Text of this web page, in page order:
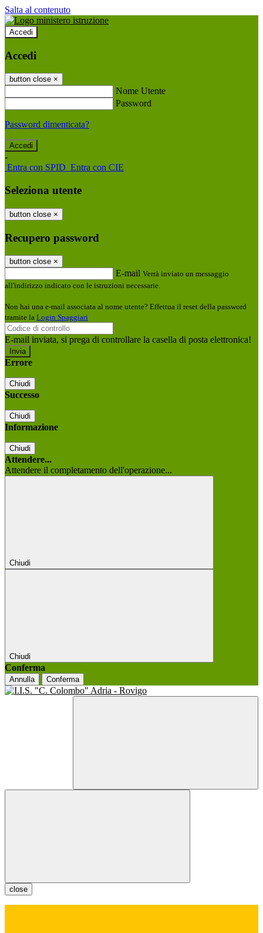
Salta al contenuto
Accedi
Accedi
button close ×
Nome Utente
Password
Password dimenticata?
-
Entra con SPID Entra con CIE
Seleziona utente
button close ×
Recupero password
button close ×
E-mail Verrà inviato un messaggio
all'indirizzo indicato con le istruzioni necessarie.
Non hai una e-mail associata al nome utente? Effettua il reset della password
tramite la Login Spaggiari
E-mail inviata, si prega di controllare la casella di posta elettronica!
Errore
Chiudi
Successo
Chiudi
Informazione
Chiudi
Attendere...
Attendere il completamento dell'operazione...
Chiudi
Chiudi
Conferma
Annulla Conferma
close